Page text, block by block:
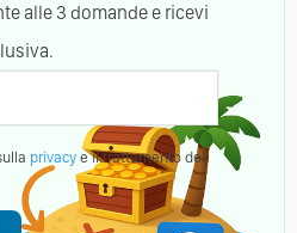
alle 3 domande e ricevi
privacy e il trattamento dei